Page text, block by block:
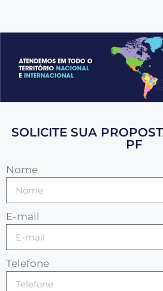
SOLICITE SUA
PF
Nome
E-mail
Telefone